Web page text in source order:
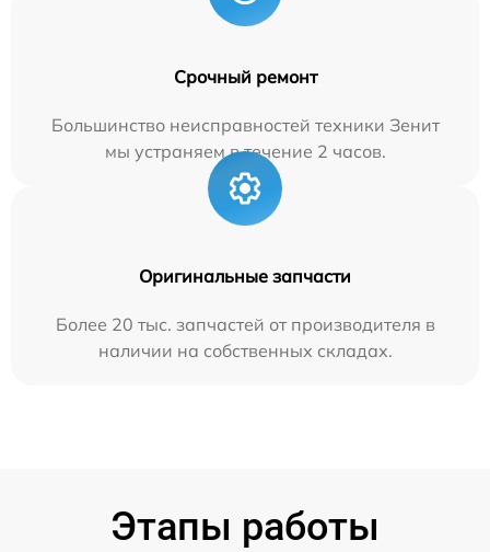
Срочный ремонт
Большинство неисправностей техники Зенит
мы устраняем в течение 2 часов.
Оригинальные запчасти
Более 20 тыс. запчастей от производителя в
наличии на собственных складах.
Этапы работы